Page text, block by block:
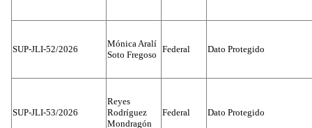
SUP-JLI-52/2026
Mónica Aralí
Soto Fregoso
Federal Dato Protegido
SUP-JLI-53/2026
Reyes
Rodríguez
Mondragón
Federal Dato Protegido